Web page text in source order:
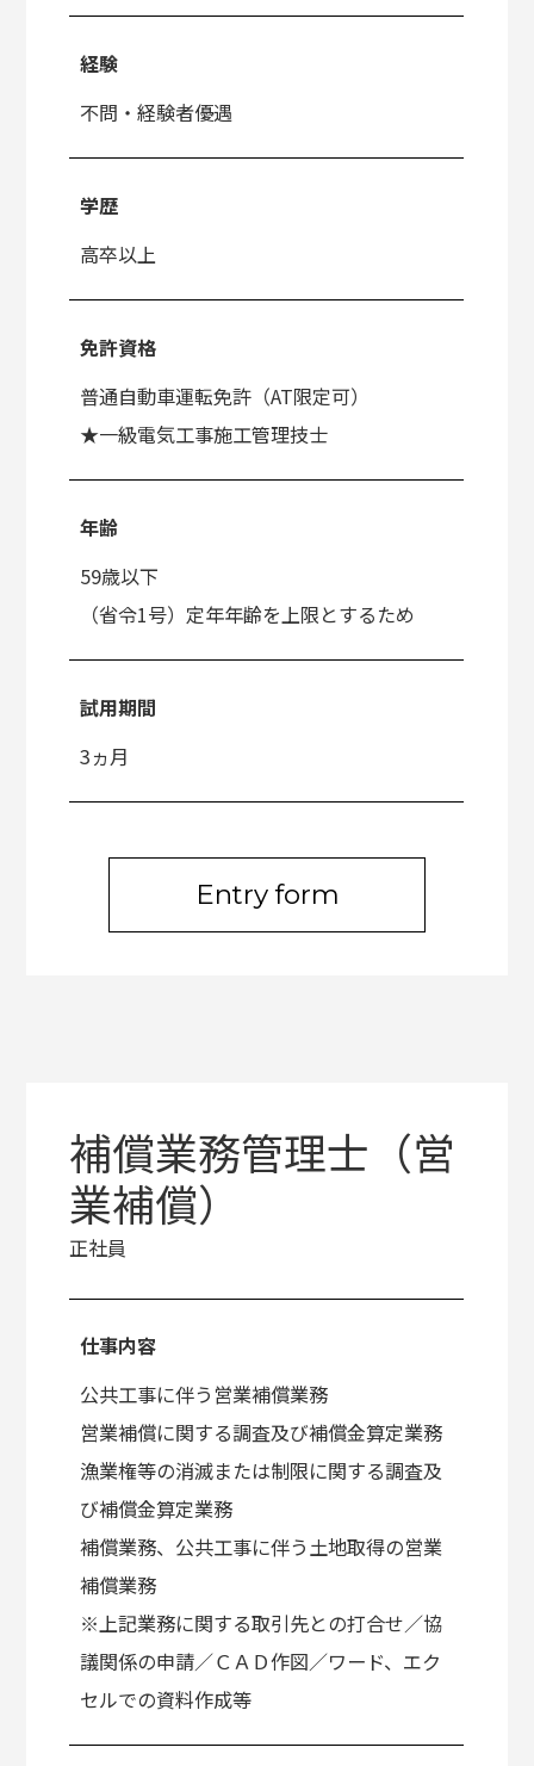
経験
不問・経験者優遇
学歴
高卒以上
免許資格
普通自動車運転免許（AT限定可）
★一級電気工事施工管理技士
年齢
59歳以下
（省令1号）定年年齢を上限とするため
試用期間
3ヵ月
Entry form
補償業務管理士（営
業補償）
正社員
仕事内容
公共工事に伴う営業補償業務
営業補償に関する調査及び補償金算定業務
漁業権等の消滅または制限に関する調査及
び補償金算定業務
補償業務、公共工事に伴う土地取得の営業
補償業務
※上記業務に関する取引先との打合せ／協
議関係の申請／ＣＡＤ作図／ワード、エク
セルでの資料作成等